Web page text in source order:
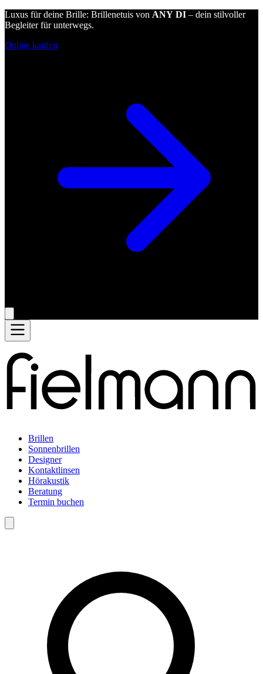
Luxus für deine Brille: Brillenetuis von ANY DI – dein stilvoller
Begleiter für unterwegs.
Online kaufen
Brillen
Sonnenbrillen
Designer
Kontaktlinsen
Hörakustik
Beratung
Termin buchen